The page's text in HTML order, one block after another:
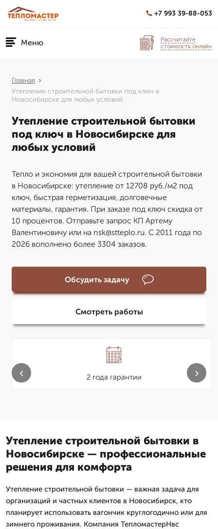
+7 993 39-88-053
Меню
Рассчитайте
стоимость онлайн
Главная
Утепление строительной бытовки под ключ в
Новосибирске для любых условий
Утепление строительной бытовки
под ключ в Новосибирске для
любых условий
Тепло и экономия для вашей строительной бытовки
в Новосибирске: утепление от 12708 руб./м2 под
ключ, быстрая герметизация, долговечные
материалы, гарантия. При заказе под ключ скидка от
10 процентов. Отправьте запрос КП Артему
Валентиновичу или на nsk@stteplo.ru. С 2011 года по
2026 вополнено более 3304 заказов.
Обсудить задачу
Смотреть работы
2 года гарантии
‹ ›
Утепление строительной бытовки в
Новосибирске — профессиональные
решения для комфорта
Утепление строительной бытовки — важная задача для
организаций и частных клиентов в Новосибирск, кто
планирует использовать вагончик круглогодично или для
зимнего проживания. Компания ТепломастерНвс